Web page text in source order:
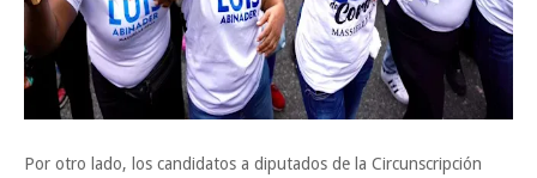
Por otro lado, los candidatos a diputados de la Circunscripción